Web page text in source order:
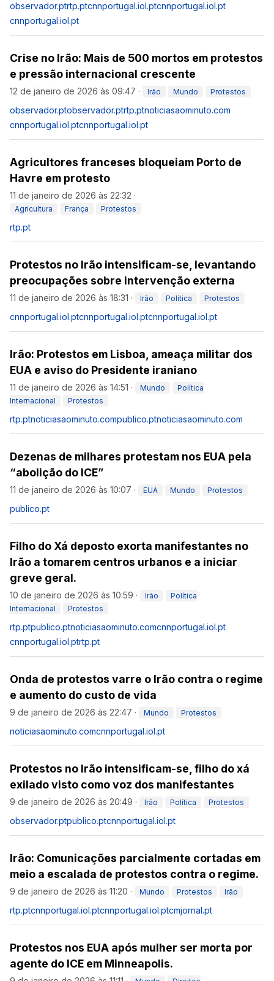
observador.ptrtp.ptcnnportugal.iol.ptcnnportugal.iol.pt
cnnportugal.iol.pt
Crise no Irão: Mais de 500 mortos em protestos
e pressão internacional crescente
12 de janeiro de 2026 às 09:47 · Irão Mundo Protestos
observador.ptobservador.ptrtp.ptnoticiasaominuto.com
cnnportugal.iol.ptcnnportugal.iol.pt
Agricultores franceses bloqueiam Porto de
Havre em protesto
11 de janeiro de 2026 às 22:32 ·
Agricultura França Protestos
rtp.pt
Protestos no Irão intensificam-se, levantando
preocupações sobre intervenção externa
11 de janeiro de 2026 às 18:31 · Irão Política Protestos
cnnportugal.iol.ptcnnportugal.iol.ptcnnportugal.iol.pt
Irão: Protestos em Lisboa, ameaça militar dos
EUA e aviso do Presidente iraniano
11 de janeiro de 2026 às 14:51 · Mundo
Política
Internacional
Protestos
rtp.ptnoticiasaominuto.compublico.ptnoticiasaominuto.com
Dezenas de milhares protestam nos EUA pela
“abolição do ICE”
11 de janeiro de 2026 às 10:07 · EUA Mundo Protestos
publico.pt
Filho do Xá deposto exorta manifestantes no
Irão a tomarem centros urbanos e a iniciar
greve geral.
10 de janeiro de 2026 às 10:59 · Irão
Política
Internacional
Protestos
rtp.ptpublico.ptnoticiasaominuto.comcnnportugal.iol.pt
cnnportugal.iol.ptrtp.pt
Onda de protestos varre o Irão contra o regime
e aumento do custo de vida
9 de janeiro de 2026 às 22:47 · Mundo Protestos
noticiasaominuto.comcnnportugal.iol.pt
Protestos no Irão intensificam-se, filho do xá
exilado visto como voz dos manifestantes
9 de janeiro de 2026 às 20:49 · Irão Política Protestos
observador.ptpublico.ptcnnportugal.iol.pt
Irão: Comunicações parcialmente cortadas em
meio a escalada de protestos contra o regime.
9 de janeiro de 2026 às 11:20 · Mundo Protestos Irão
rtp.ptcnnportugal.iol.ptcnnportugal.iol.ptcmjornal.pt
Protestos nos EUA após mulher ser morta por
agente do ICE em Minneapolis.